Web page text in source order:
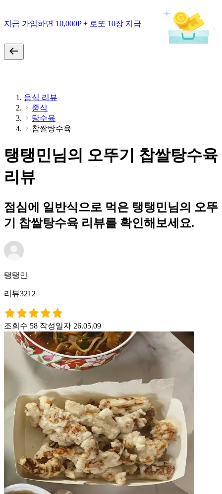
지금 가입하면 10,000P + 로또 10장 지급
음식 리뷰
중식
탕수육
찹쌀탕수육
탱탱민님의 오뚜기 찹쌀탕수육
리뷰
점심에 일반식으로 먹은 탱탱민님의 오뚜
기 찹쌀탕수육 리뷰를 확인해보세요.
탱탱민
리뷰3212
조회수 58 작성일자 26.05.09